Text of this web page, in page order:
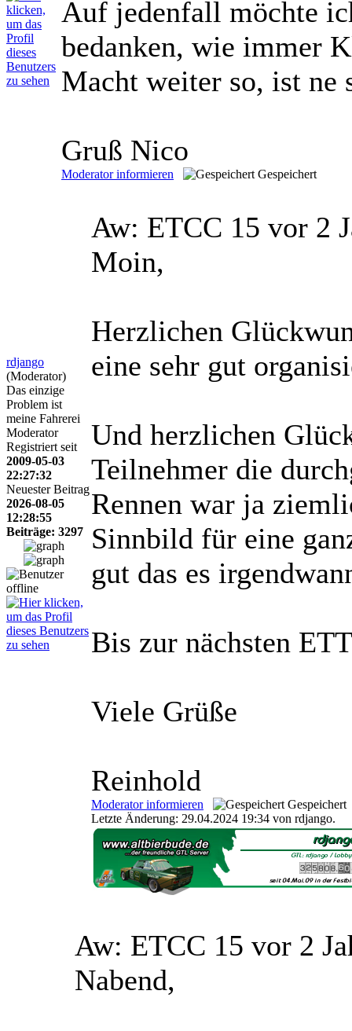
Auf jedenfall möchte
bedanken, wie immer
Macht weiter so, ist ne
Gruß Nico
Moderator informieren Gespeichert
rdjango
(Moderator)
Das einzige
Problem ist
meine Fahrerei
Moderator
Registriert seit
2009-05-03
22:27:32
Neuester Beitrag
2026-08-05
12:28:55
Beiträge: 3297
Aw: ETCC 15 vor 2
Moin,
Herzlichen
eine sehr gut
Und herzlichen
Teilnehmer die
Rennen war ja
Sinnbild für eine
gut das es
Bis zur nächsten
Viele Grüße
Reinhold
Moderator informieren
Gespeichert
Letzte Änderung: 29.04.2024 19:34 von rdjango.
Aw: ETCC 15 vor 2
Nabend,